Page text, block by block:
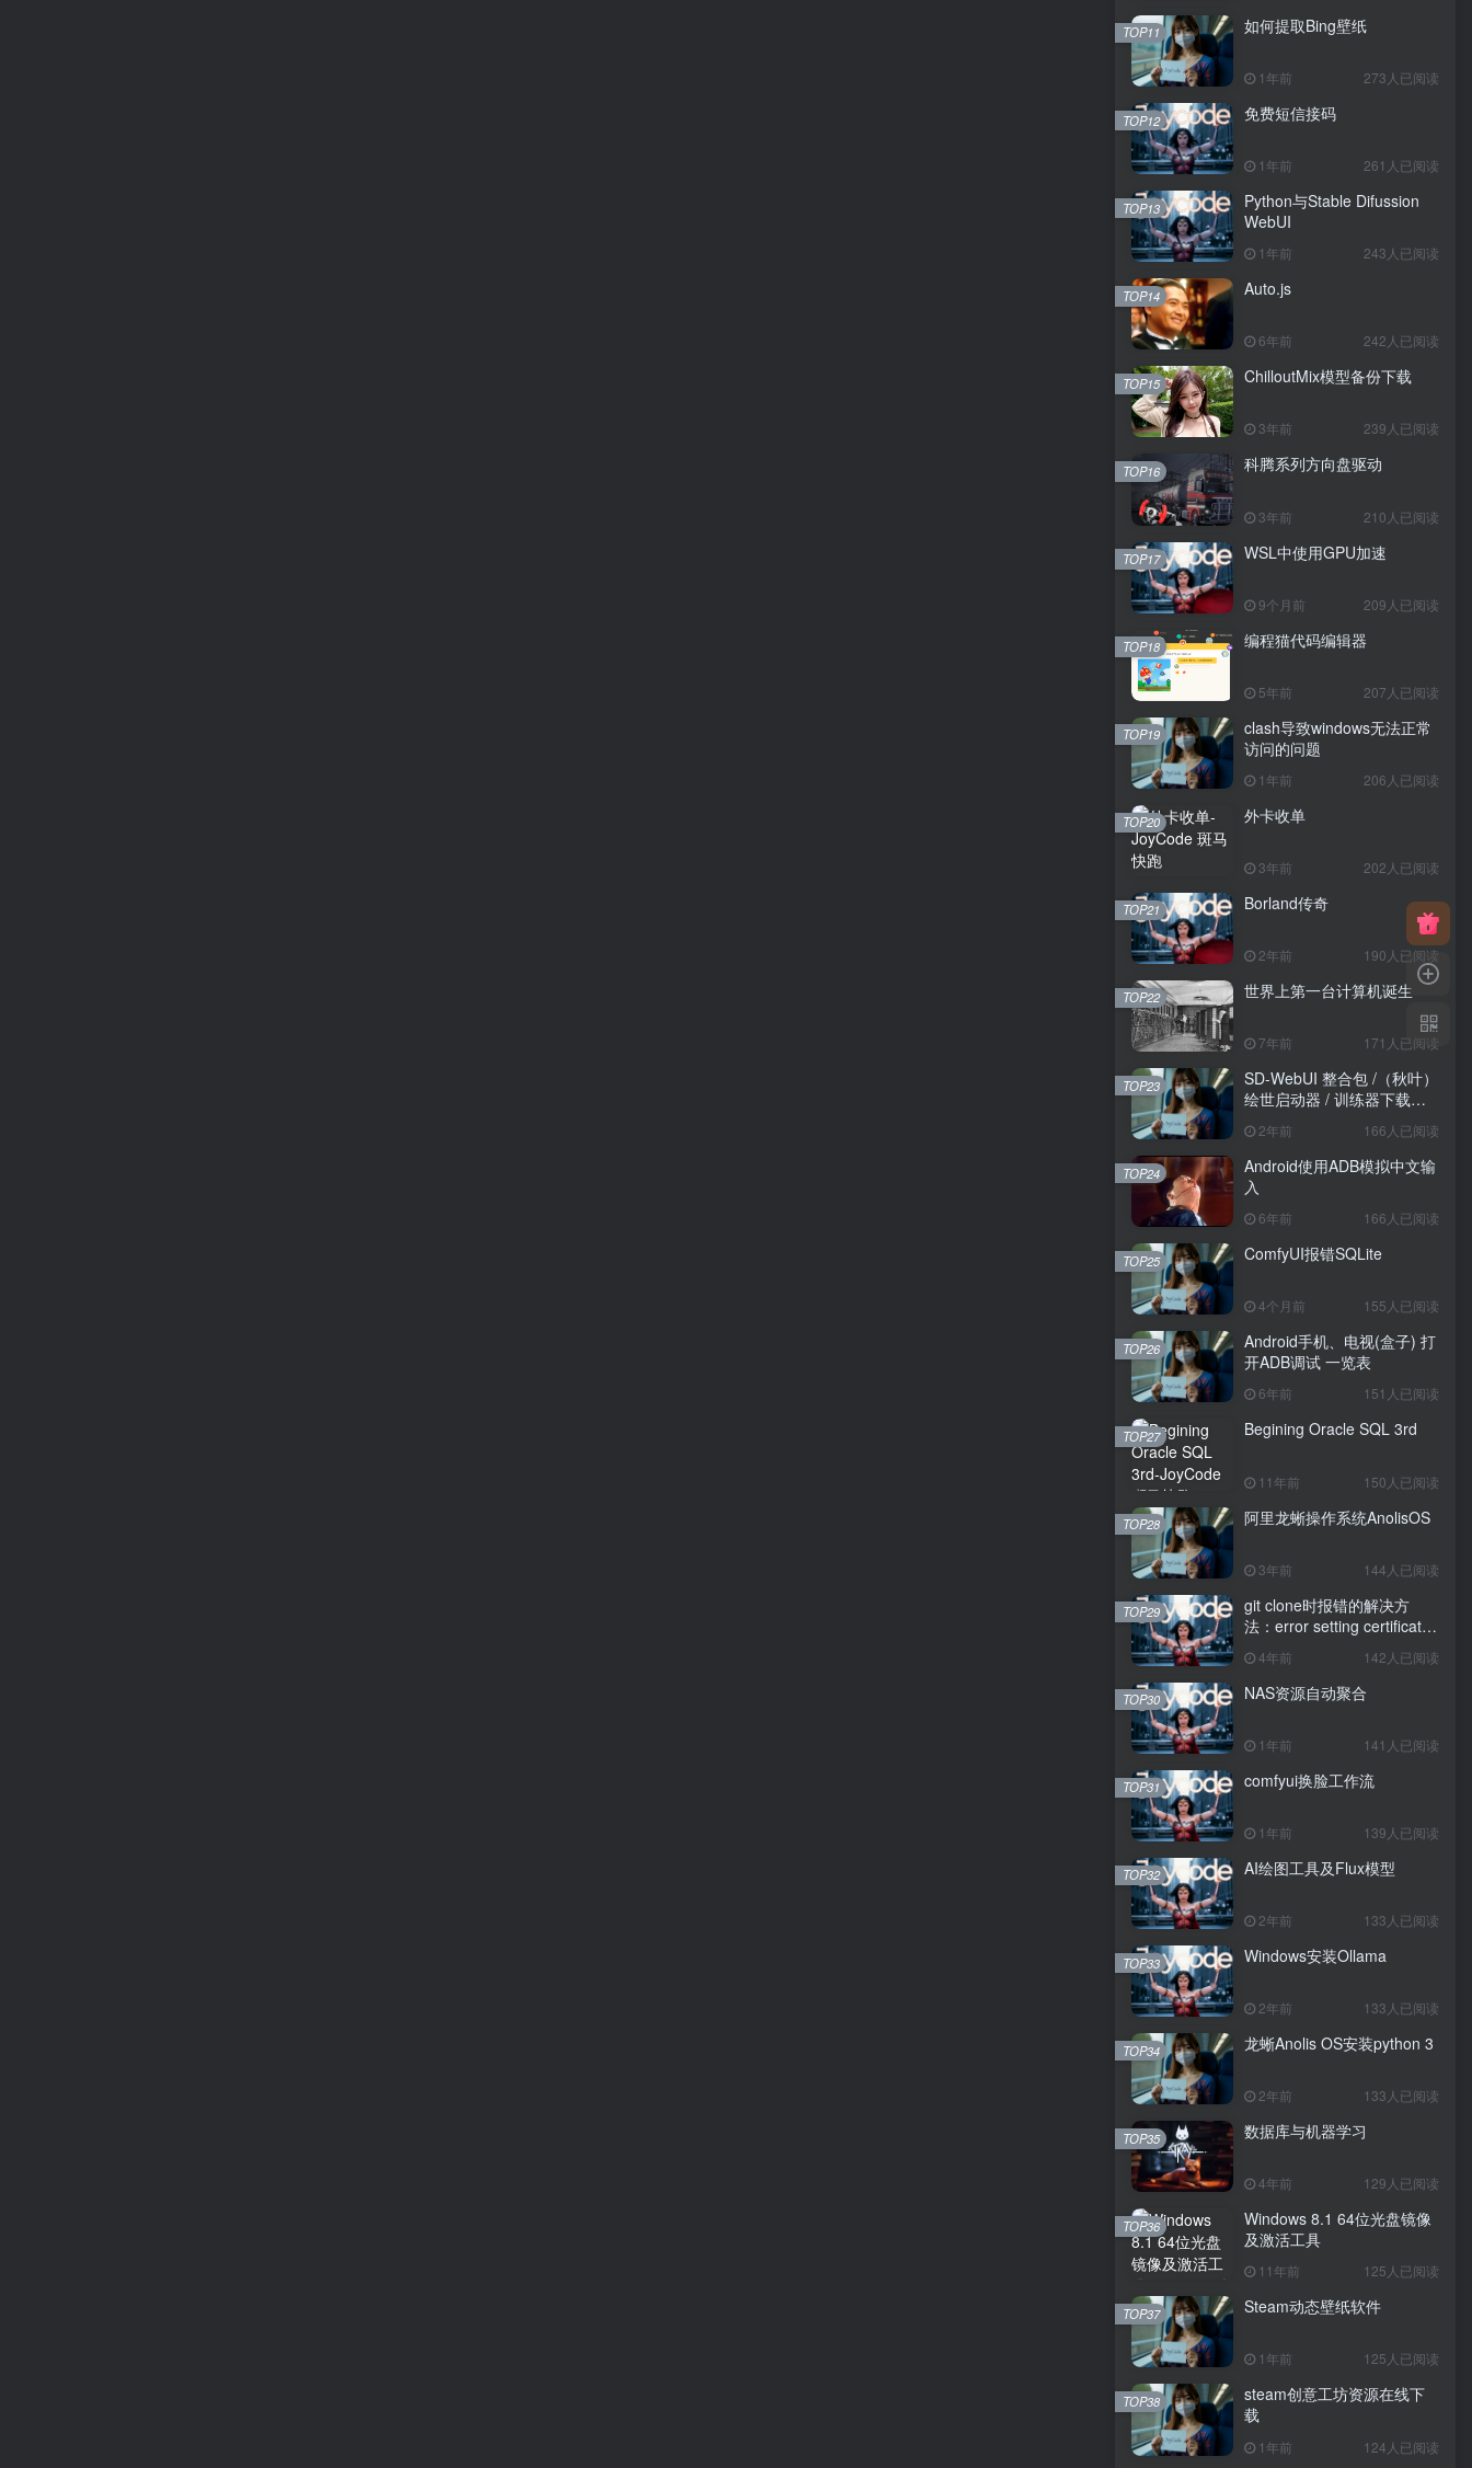
如何提取Bing壁纸
1年前 273人已阅读
TOP11
免费短信接码
1年前 261人已阅读
TOP12
Python与Stable Difussion
WebUI
1年前 243人已阅读
TOP13
Auto.js
6年前 242人已阅读
TOP14
ChilloutMix模型备份下载
3年前 239人已阅读
TOP15
科腾系列方向盘驱动
3年前 210人已阅读
TOP16
WSL中使用GPU加速
9个月前 209人已阅读
TOP17
编程猫代码编辑器
5年前 207人已阅读
TOP18
clash导致windows无法正常
访问的问题
1年前 206人已阅读
TOP19
外卡收单
3年前 202人已阅读
TOP20
Borland传奇
2年前 190人已阅读
TOP21
世界上第一台计算机诞生
7年前 171人已阅读
TOP22
SD-WebUI 整合包 /（秋叶）
绘世启动器 / 训练器下载导
2年前 166人已阅读
TOP23
Android使用ADB模拟中文输
入
6年前 166人已阅读
TOP24
ComfyUI报错SQLite
4个月前 155人已阅读
TOP25
Android手机、电视(盒子) 打
开ADB调试 一览表
6年前 151人已阅读
TOP26
Begining Oracle SQL 3rd
11年前 150人已阅读
TOP27
阿里龙蜥操作系统AnolisOS
3年前 144人已阅读
TOP28
git clone时报错的解决方
法：error setting certificate
4年前 142人已阅读
TOP29
NAS资源自动聚合
1年前 141人已阅读
TOP30
comfyui换脸工作流
1年前 139人已阅读
TOP31
AI绘图工具及Flux模型
2年前 133人已阅读
TOP32
Windows安装Ollama
2年前 133人已阅读
TOP33
龙蜥Anolis OS安装python 3
2年前 133人已阅读
TOP34
数据库与机器学习
4年前 129人已阅读
TOP35
Windows 8.1 64位光盘镜像
及激活工具
11年前 125人已阅读
TOP36
Steam动态壁纸软件
1年前 125人已阅读
TOP37
steam创意工坊资源在线下
载
1年前 124人已阅读
TOP38